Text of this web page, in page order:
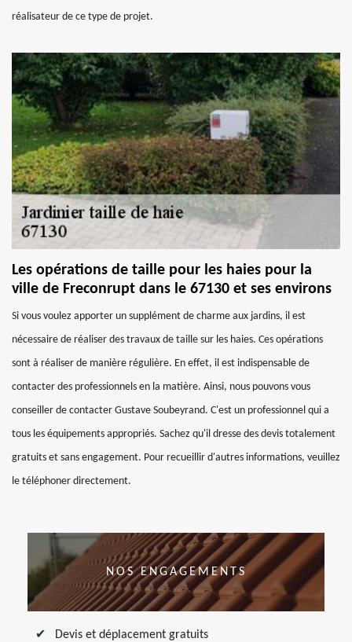
réalisateur de ce type de projet.
Les opérations de taille pour les haies pour la
ville de Freconrupt dans le 67130 et ses environs
Si vous voulez apporter un supplément de charme aux jardins, il est
nécessaire de réaliser des travaux de taille sur les haies. Ces opérations
sont à réaliser de manière régulière. En effet, il est indispensable de
contacter des professionnels en la matière. Ainsi, nous pouvons vous
conseiller de contacter Gustave Soubeyrand. C'est un professionnel qui a
tous les équipements appropriés. Sachez qu'il dresse des devis totalement
gratuits et sans engagement. Pour recueillir d'autres informations, veuillez
le téléphoner directement.
NOS ENGAGEMENTS
Devis et déplacement gratuits